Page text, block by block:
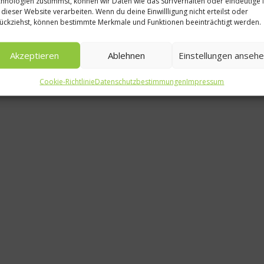
dieser Website verarbeiten. Wenn du deine Einwillligung nicht erteilst oder
können bestimmte Merkmale und Funktionen beeinträchtigt werden.
Akzeptieren Ablehnen Einstellungen
Cookie-RichtlinieDatenschutzbestimmungenImpressum